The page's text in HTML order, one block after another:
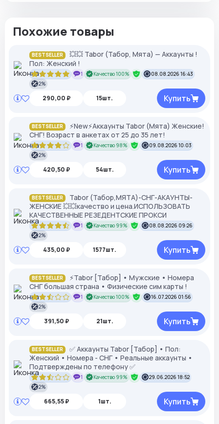
Похожие товары
BESTSELLER
💥💥 Tabor (Табор, Мята) — Аккаунты !
Пол: Женский !
1 Качество 100%
08.08.2026 16:43
2%
290,00 ₽ 15шт. Купить
BESTSELLER
⚡New⚡Аккаунты Tabor (Мята) Женские!
СНГ! Возраст в анкетах от 25 до 35 лет!
1 Качество 98%
09.08.2026 10:03
2%
420,50 ₽ 54шт. Купить
BESTSELLER
Tabor (Табор,МЯТА)-СНГ-АКАУНТЫ-
ЖЕНСКИЕ 💥💥качество и цена.ИСПОЛЬЗОВАТЬ
КАЧЕСТВЕННЫЕ РЕЗЕДЕНТСКИЕ ПРОКСИ
1 Качество 99%
08.08.2026 09:26
2%
435,00 ₽ 1577шт. Купить
BESTSELLER
⚡Tabor [Табор] • Мужские • Номера
СНГ большая страна • Физические сим карты !
1 Качество 100%
16.07.2026 01:56
2%
391,50 ₽ 21шт. Купить
BESTSELLER
✅ Аккаунты Tabor [Табор] • Пол:
Женский • Номера - СНГ • Реальные аккаунты •
Подтверждены по телефону ✅
1 Качество 99%
29.06.2026 18:52
2%
665,55 ₽ 1шт. Купить